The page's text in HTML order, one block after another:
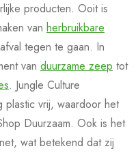
producten. Ooit is
van herbruikbare
tegen te gaan. In
van duurzame zeep tot
. Jungle Culture
vrij, waardoor het
Duurzaam. Ook is het
wat betekend dat zij